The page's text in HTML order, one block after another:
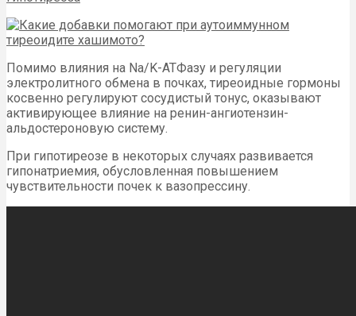
Помимо влияния на Na/K-АТФазу и регуляции
электролитного обмена в почках, тиреоидные гормоны
косвенно регулируют сосудистый тонус, оказывают
активирующее влияние на ренин-ангиотензин-
альдостероновую систему.
При гипотиреозе в некоторых случаях развивается
гипонатриемия, обусловленная повышением
чувствительности почек к вазопрессину.